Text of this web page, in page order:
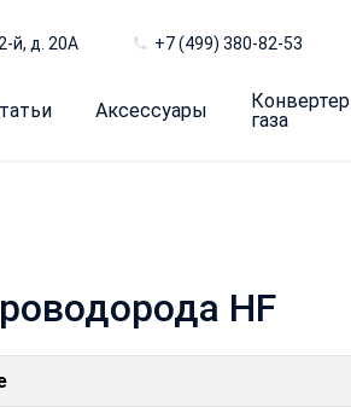
й, д. 20А +7 (499) 380-82-53
Аксессуары
Конвертер
газа
HF